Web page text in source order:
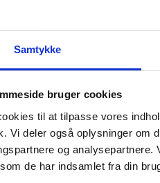
Samtykke
bruger cookies
til at tilpasse vores
Vi deler også oplysninger om
og
de har indsamlet fra din